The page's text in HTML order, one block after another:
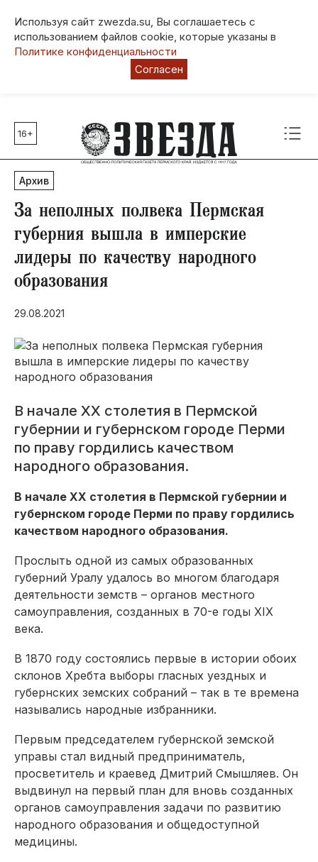
Используя сайт zwezda.su, Вы соглашаетесь с
использованием файлов cookie, которые указаны в
Политике конфиденциальности
Согласен
Главные темы
80 лет Победы
Молодежная столица РФ
СВО
Выборы в Пермском крае
Социальная поддержка
Инфраструктура
Благоустройство
16+
Архив
За неполных полвека Пермская
губерния вышла в имперские
лидеры по качеству народного
образования
29.08.2021
В начале ХХ столетия в Пермской
губернии и губернском городе Перми
по праву гордились качеством
народного образования.
В начале ХХ столетия в Пермской губернии и
губернском городе Перми по праву гордились
качеством народного образования.
Прослыть одной из самых образованных
губерний Уралу удалось во многом благодаря
деятельности земств – органов местного
самоуправления, созданных в 70-е годы XIX
века.
В 1870 году состоялись первые в истории обоих
склонов Хребта выборы гласных уездных и
губернских земских собраний – так в те времена
назывались народные избранники.
Первым председателем губернской земской
управы стал видный предприниматель,
просветитель и краевед Дмитрий Смышляев. Он
выдвинул на первый план для вновь созданных
органов самоуправления задачи по развитию
народного образования и общедоступной
медицины.